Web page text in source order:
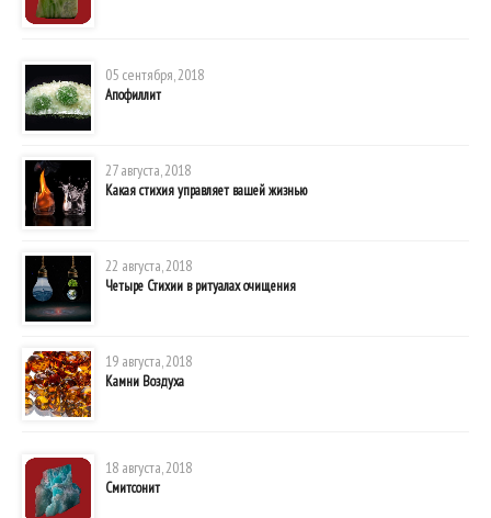
05 сентября, 2018
Апофиллит
27 августа, 2018
Какая стихия управляет вашей жизнью
22 августа, 2018
Четыре Стихии в ритуалах очищения
19 августа, 2018
Камни Воздуха
18 августа, 2018
Смитсонит